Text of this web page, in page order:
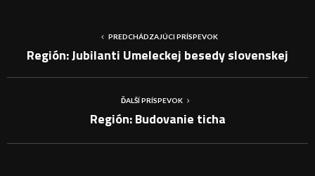
PREDCHÁDZAJÚCI PRÍSPEVOK
Región: Jubilanti Umeleckej besedy slovenskej
ĎALŠÍ PRÍSPEVOK
Región: Budovanie ticha